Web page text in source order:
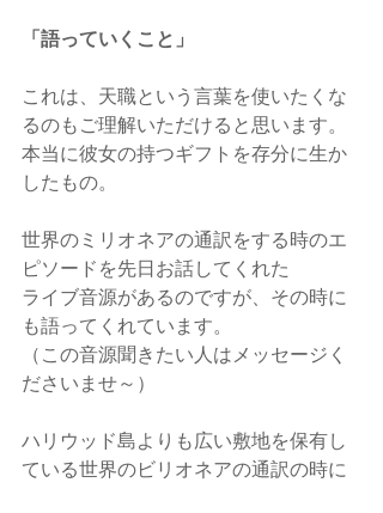
「語っていくこと」
これは、天職という言葉を使いたくな
るのもご理解いただけると思います。
本当に彼女の持つギフトを存分に生か
したもの。
世界のミリオネアの通訳をする時のエ
ピソードを先日お話してくれた
ライブ音源があるのですが、その時に
も語ってくれています。
（この音源聞きたい人はメッセージく
ださいませ～）
ハリウッド島よりも広い敷地を保有し
ている世界のビリオネアの通訳の時に